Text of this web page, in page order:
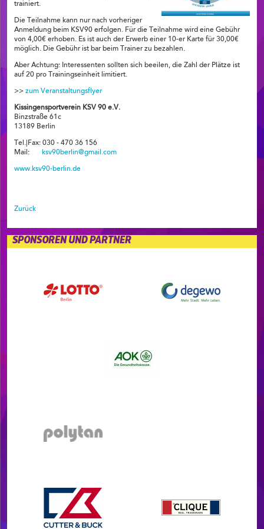
trainiert.
Die Teilnahme kann nur nach vorheriger
Anmeldung beim KSV90 erfolgen. Für die Teilnahme wird eine Gebühr
von 4,00€ erhoben. Es ist auch der Erwerb einer 10-er Karte für 30,00€
möglich. Die Gebühr ist bar beim Trainer zu bezahlen.
Aber Achtung: Interessenten sollten sich beeilen, die Zahl der Plätze ist
auf 20 pro Trainingseinheit limitiert.
>> zum Veranstaltungsflyer
Kissingensportverein KSV 90 e.V.
Binzstraße 61c
13189 Berlin
Tel.|Fax: 030 - 470 36 156
Mail:
ksv90berlin@gmail.com
www.ksv90-berlin.de
Zurück
SPONSOREN UND PARTNER